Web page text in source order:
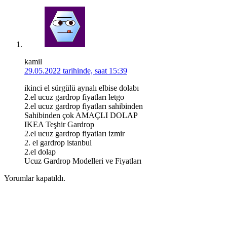
kamil
29.05.2022 tarihinde, saat 15:39
ikinci el sürgülü aynalı elbise dolabı
2.el ucuz gardrop fiyatları letgo
2.el ucuz gardrop fiyatları sahibinden
Sahibinden çok AMAÇLI DOLAP
IKEA Teşhir Gardrop
2.el ucuz gardrop fiyatları izmir
2. el gardrop istanbul
2.el dolap
Ucuz Gardrop Modelleri ve Fiyatları
Yorumlar kapatıldı.